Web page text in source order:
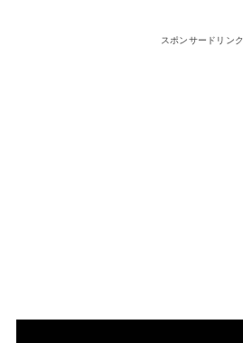
スポンサードリンク